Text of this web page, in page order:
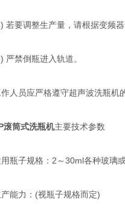
要调整生产量，请根据变频器
禁倒瓶进入轨道。
员应严格遵守超声波洗瓶机
滚筒式洗瓶机主要技术参数
子规格：2～30ml各种玻璃
力：(视瓶子规格而定)